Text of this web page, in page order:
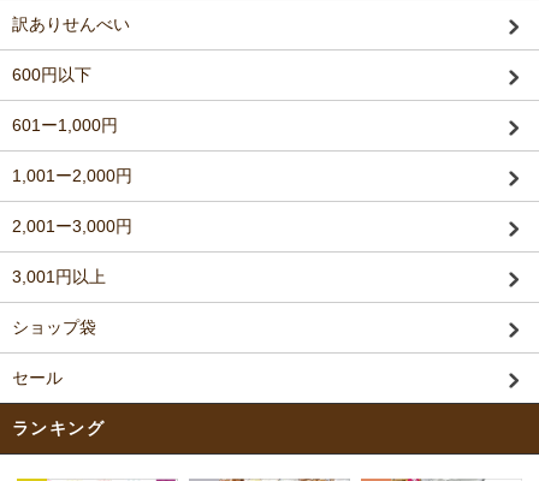
訳ありせんべい
600円以下
601ー1,000円
1,001ー2,000円
2,001ー3,000円
3,001円以上
ショップ袋
セール
ランキング